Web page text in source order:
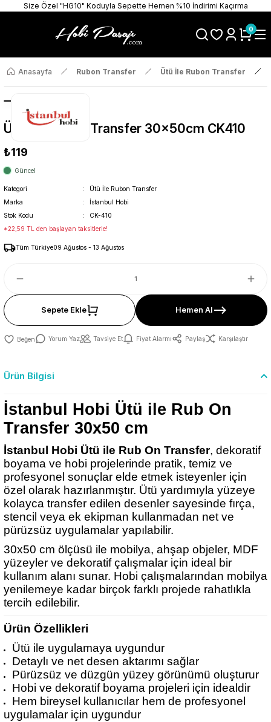
Size Özel "HG10" Koduyla Sepette Hemen %10 İndirimi Kaçırma
0
Anasayfa Rubon Transfer Ütü İle Rubon Transfer
Ütü İle Rub On Transfer 30x50cm CK410
₺119
Güncel
Kategori
Ütü İle Rubon Transfer
Marka
İstanbul Hobi
Stok Kodu
CK-410
*22,59 TL den başlayan taksitlerle!
Tüm Türkiye09 Ağustos - 13 Ağustos
Sepete Ekle Hemen Al
Yorum Yaz Tavsiye Et Fiyat Alarmı Paylaş Karşılaştır
Ürün Bilgisi
İstanbul Hobi Ütü ile Rub On
Transfer 30x50 cm
İstanbul Hobi Ütü ile Rub On Transfer, dekoratif
boyama ve hobi projelerinde pratik, temiz ve
profesyonel sonuçlar elde etmek isteyenler için
özel olarak hazırlanmıştır. Ütü yardımıyla yüzeye
kolayca transfer edilen desenler sayesinde fırça,
stencil veya ek ekipman kullanmadan net ve
pürüzsüz uygulamalar yapılabilir.
30x50 cm ölçüsü ile mobilya, ahşap objeler, MDF
yüzeyler ve dekoratif çalışmalar için ideal bir
kullanım alanı sunar. Hobi çalışmalarından mobilya
yenilemeye kadar birçok farklı projede rahatlıkla
tercih edilebilir.
Ürün Özellikleri
Ütü ile uygulamaya uygundur
Detaylı ve net desen aktarımı sağlar
Pürüzsüz ve düzgün yüzey görünümü oluşturur
Hobi ve dekoratif boyama projeleri için idealdir
Hem bireysel kullanıcılar hem de profesyonel
uygulamalar için uygundur